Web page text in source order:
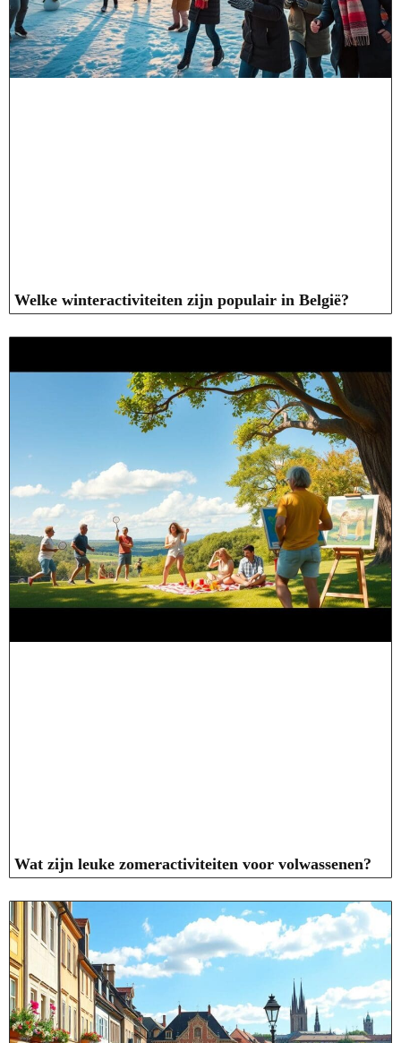
Welke winteractiviteiten zijn populair in België?
Wat zijn leuke zomeractiviteiten voor volwassenen?